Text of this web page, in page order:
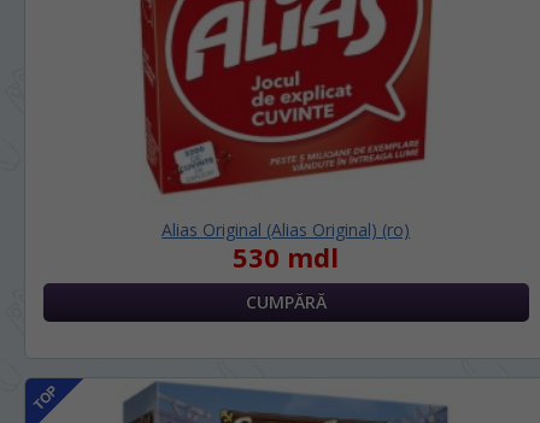
Alias Original (Alias Original) (ro)
530 mdl
LIMBA SITE-ULUI / ЯЗЫК САЙТА